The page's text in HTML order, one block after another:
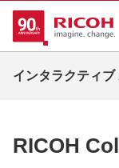
インタラクティブ
インタラクティブホワ
RICOH